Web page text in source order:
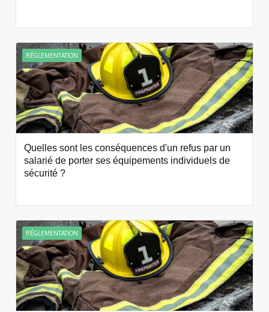
RÉGLEMENTATION
Quelles sont les conséquences d'un refus par un
salarié de porter ses équipements individuels de
sécurité ?
RÉGLEMENTATION